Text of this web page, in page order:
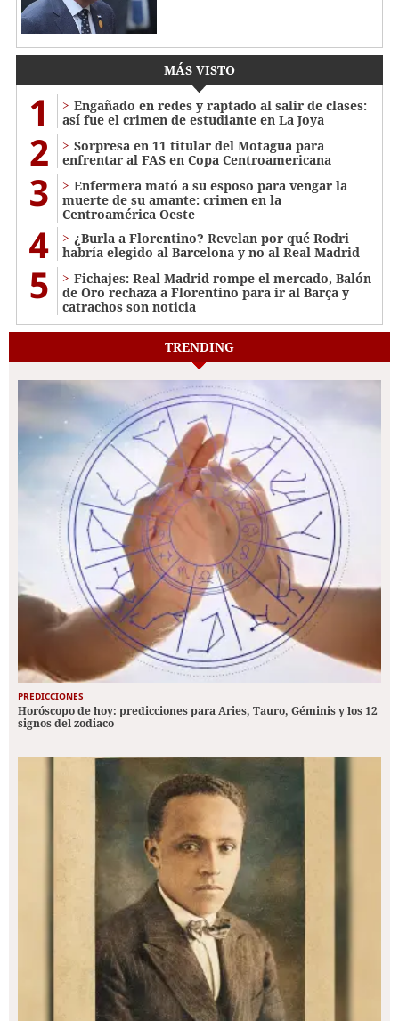
MÁS VISTO
1
Engañado en redes y raptado al salir de clases:
así fue el crimen de estudiante en La Joya
2
Sorpresa en 11 titular del Motagua para
enfrentar al FAS en Copa Centroamericana
3
Enfermera mató a su esposo para vengar la
muerte de su amante: crimen en la
Centroamérica Oeste
4
¿Burla a Florentino? Revelan por qué Rodri
habría elegido al Barcelona y no al Real Madrid
5
Fichajes: Real Madrid rompe el mercado, Balón
de Oro rechaza a Florentino para ir al Barça y
catrachos son noticia
TRENDING
PREDICCIONES
Horóscopo de hoy: predicciones para Aries, Tauro, Géminis y los 12
signos del zodiaco